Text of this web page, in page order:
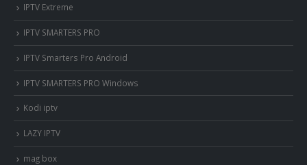
IPTV Extreme
IPTV SMARTERS PRO
IPTV Smarters Pro Android
IPTV SMARTERS PRO Windows
Kodi iptv
LAZY IPTV
mag box